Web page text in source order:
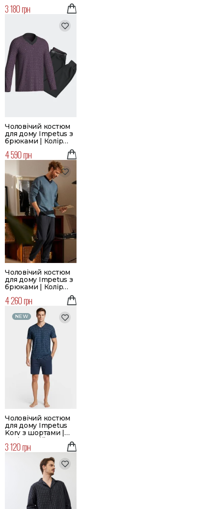
3 180 грн
Чоловічий костюм
для дому Impetus з
брюками | Колір
4 590 грн
Чоловічий костюм
для дому Impetus з
брюками | Колір
4 260 грн
NEW
Чоловічий костюм
для дому Impetus
Korv з шортами |
Колір синій
3 120 грн